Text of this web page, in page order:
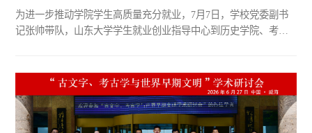
为进一步推动学院学生高质量充分就业，7月7日，学校党委副书
记张帅带队，山东大学学生就业创业指导中心到历史学院、考古
院院长代国玺，考古学院院长郎剑锋参加座谈。张帅在讲话中谈
到，就业是最基本的民生，要扎实推进就业优先战略。历史、考
古学科具备独特的人才培养优势与发展潜力，学院要立足自身学
科特...